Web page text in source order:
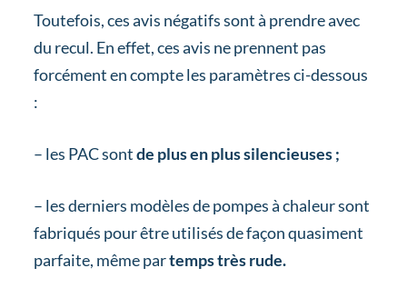
Toutefois, ces avis négatifs sont à prendre avec
du recul. En effet, ces avis ne prennent pas
forcément en compte les paramètres ci-dessous
:
– les PAC sontde plus en plus silencieuses ;
– les derniers modèles de pompes à chaleur sont
fabriqués pour être utilisés de façon quasiment
parfaite, même partemps très rude.